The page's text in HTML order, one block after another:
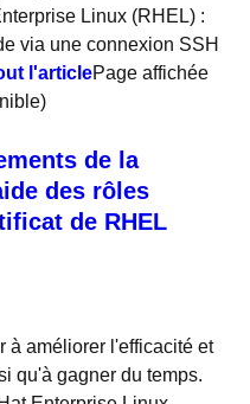
Linux (RHEL) :
via une connexion SSH
l'articlePage affichée
de la
des rôles
de RHEL
à améliorer l'efficacité et
qu'à gagner du temps.